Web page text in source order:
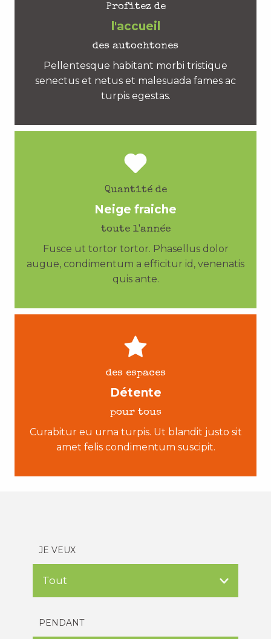
Profitez de
l'accueil
des autochtones
Pellentesque habitant morbi tristique
senectus et netus et malesuada fames ac
turpis egestas.
Quantité de
Neige fraiche
toute l'année
Fusce ut tortor tortor. Phasellus dolor
augue, condimentum a efficitur id, venenatis
quis ante.
des espaces
Détente
pour tous
Curabitur eu urna turpis. Ut blandit justo sit
amet felis condimentum suscipit.
JE VEUX
PENDANT